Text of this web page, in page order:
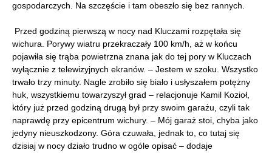
gospodarczych. Na szczęście i tam obeszło się bez rannych.
Przed godziną pierwszą w nocy nad Kluczami rozpętała się
wichura. Porywy wiatru przekraczały 100 km/h, aż w końcu
pojawiła się trąba powietrzna znana jak do tej pory w Kluczach
wyłącznie z telewizyjnych ekranów. – Jestem w szoku. Wszystko
trwało trzy minuty. Nagle zrobiło się biało i usłyszałem potężny
huk, wszystkiemu towarzyszył grad – relacjonuje Kamil Kozioł,
który już przed godziną drugą był przy swoim garażu, czyli tak
naprawdę przy epicentrum wichury. – Mój garaż stoi, chyba jako
jedyny nieuszkodzony. Góra czuwała, jednak to, co tutaj się
dzisiaj w nocy działo trudno w ogóle opisać – dodaje